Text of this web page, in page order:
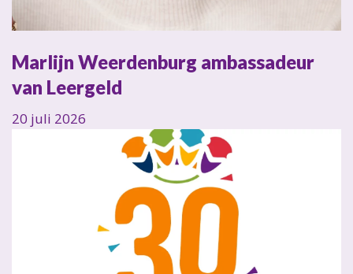
Marlijn Weerdenburg ambassadeur
van Leergeld
20 juli 2026